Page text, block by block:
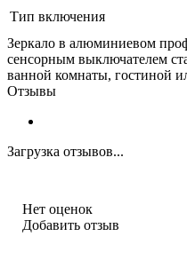
Тип включения
Зеркало в алюминиевом
сенсорным выключателем
ванной комнаты, гостиной
Отзывы
Загрузка отзывов...
Нет оценок
Добавить отзыв